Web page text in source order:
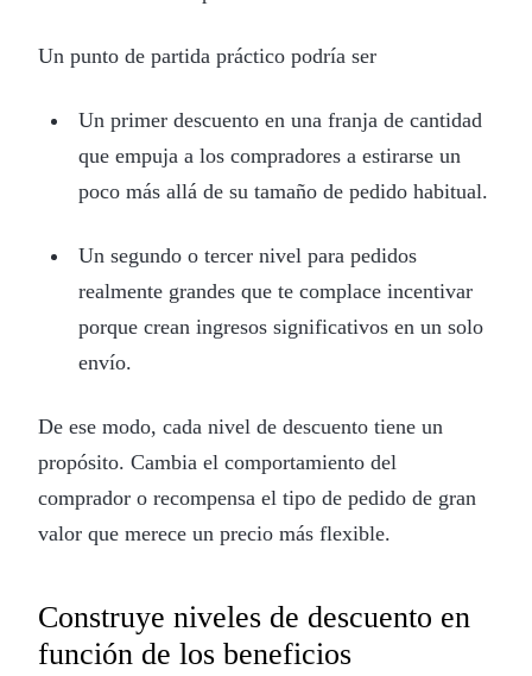
Un punto de partida práctico podría ser
Un primer descuento en una franja de cantidad
que empuja a los compradores a estirarse un
poco más allá de su tamaño de pedido habitual.
Un segundo o tercer nivel para pedidos
realmente grandes que te complace incentivar
porque crean ingresos significativos en un solo
envío.
De ese modo, cada nivel de descuento tiene un
propósito. Cambia el comportamiento del
comprador o recompensa el tipo de pedido de gran
valor que merece un precio más flexible.
Construye niveles de descuento en
función de los beneficios